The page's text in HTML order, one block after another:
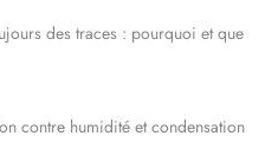
des traces : pourquoi et que
contre humidité et condensation